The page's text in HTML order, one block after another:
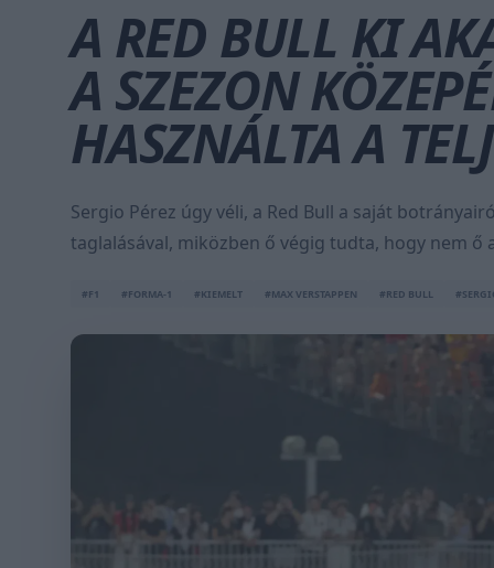
A RED BULL KI
A SZEZON
HASZNÁLTA A
Sergio Pérez úgy véli, a Red Bull a saját
taglalásával, miközben ő végig tudta, hogy nem ő
#F1 #FORMA-1 #KIEMELT #MAX VERSTAPPEN #RED BULL